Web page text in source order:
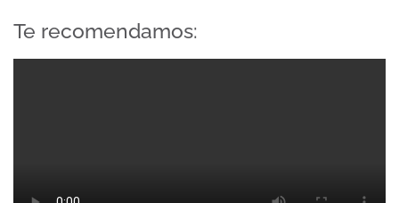
Te recomendamos: